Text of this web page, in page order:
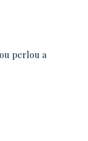
perlou a